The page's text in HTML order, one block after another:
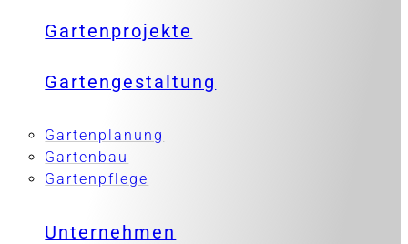
Gartenprojekte
Gartengestaltung
Gartenplanung
Gartenbau
Gartenpflege
Unternehmen